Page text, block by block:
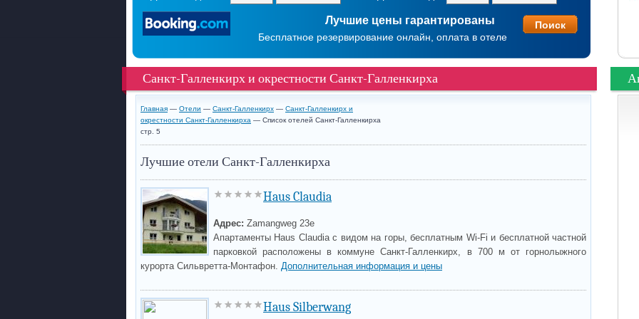
Лучшие цены гарантированы
Бесплатное резервирование онлайн, оплата в отеле
Санкт-Галленкирх и окрестности Санкт-Галленкирха
Главная — Отели — Санкт-Галленкирх — Санкт-Галленкирх и
окрестности Санкт-Галленкирха — Список отелей Санкт-Галленкирха
стр. 5
Лучшие отели Санкт-Галленкирха
Haus Claudia
Адрес: Zamangweg 23e
Апартаменты Haus Claudia с видом на горы, бесплатным Wi-Fi и бесплатной частной
парковкой расположены в коммуне Санкт-Галленкирх, в 700 м от горнолыжного
курорта Сильвретта-Монтафон. Дополнительная информация и цены
Haus Silberwang